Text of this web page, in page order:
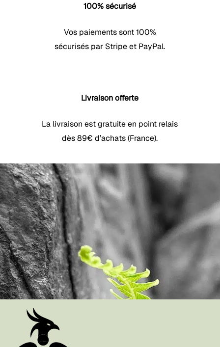
100% sécurisé
Vos paiements sont 100%
sécurisés par Stripe et PayPal.
Livraison offerte
La livraison est gratuite en point relais
dès 89€ d’achats (France).